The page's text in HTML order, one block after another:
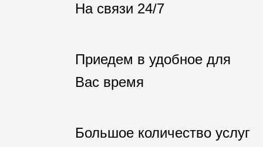
На связи 24/7
Приедем в удобное для
Вас время
Большое количество услуг